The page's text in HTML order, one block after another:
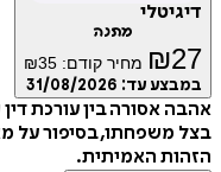
₪ מחיר קודם: ₪35
עד:31/08/2026
אסורה בין עורכת דין
בסיפור על מאבק
האמיתית.